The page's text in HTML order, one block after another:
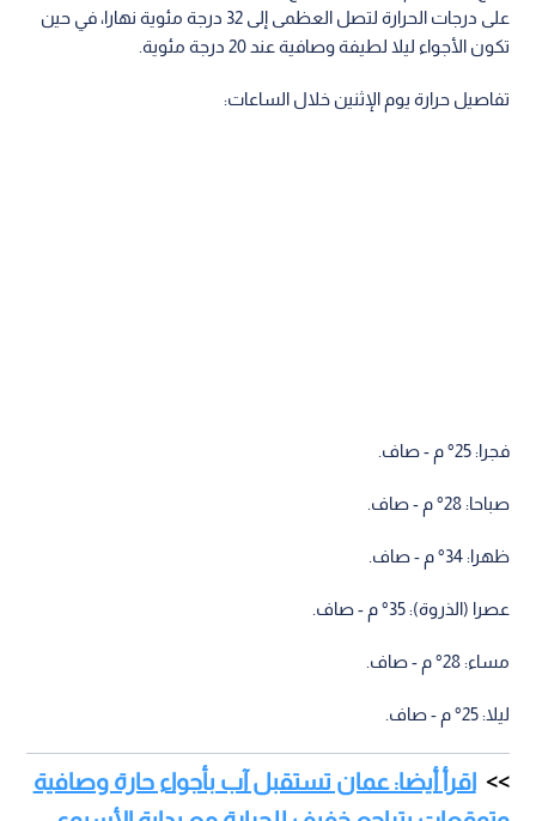
على درجات الحرارة لتصل العظمى إلى 32 درجة مئوية نهارا، في حين
تكون الأجواء ليلا لطيفة وصافية عند 20 درجة مئوية.
تفاصيل حرارة يوم الإثنين خلال الساعات:
فجرا: 25° م - صاف.
صباحا: 28° م - صاف.
ظهرا: 34° م - صاف.
عصرا (الذروة): 35° م - صاف.
مساء: 28° م - صاف.
ليلا: 25° م - صاف.
اقرأ أيضا: عمان تستقبل آب بأجواء حارة وصافية